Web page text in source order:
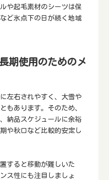
や起毛素材のシーツは保
ど氷点下の日が続く地域
期使用のためのメ
左右されやすく、大雪や
もあります。そのため、
納品スケジュールに余裕
や秋口など比較的安定し
すると移動が難しいた
ス性にも注目しましょ